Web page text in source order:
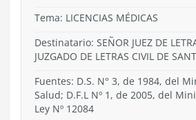
Tema: LICENCIAS MÉDICAS
Destinatario: SEÑOR JUEZ DE
JUZGADO DE LETRAS CIVIL DE
Fuentes: D.S. N° 3, de 1984, del
Salud; D.F.L Nº 1, de 2005, del
Ley Nº 12084